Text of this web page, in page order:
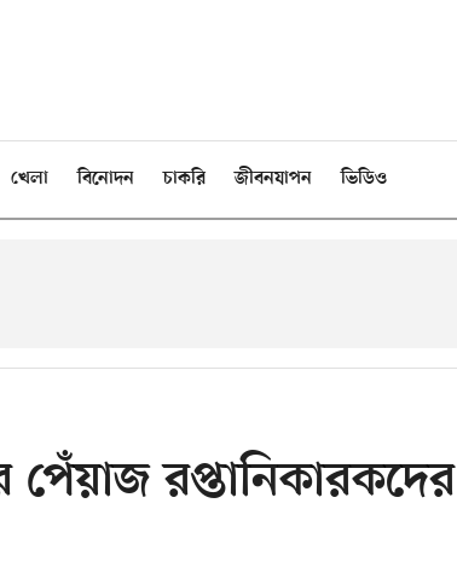
খেলা বিনোদন চাকরি জীবনযাপন ভিডিও
পেঁয়াজ রপ্তানিকারকদের